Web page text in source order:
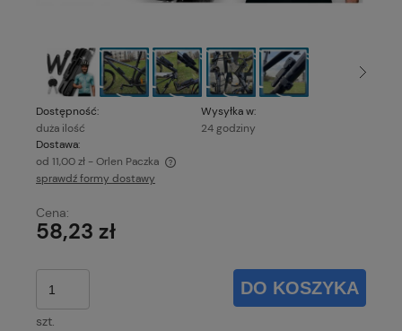
Dostępność:
duża ilość
Wysyłka w:
24 godziny
Dostawa:
od 11,00 zł - Orlen Paczka
Cena nie zawiera ewentualnych kosztów płatności
sprawdź formy dostawy
Cena:
58,23 zł
szt.
DO KOSZYKA